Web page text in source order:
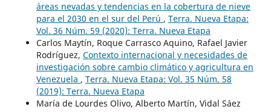
áreas nevadas y tendencias en la cobertura de nieve
para el 2030 en el sur del Perú , Terra. Nueva Etapa:
Vol. 36 Núm. 59 (2020): Terra. Nueva Etapa
Carlos Maytín, Roque Carrasco Aquino, Rafael Javier
Rodríguez, Contexto internacional y necesidades de
investigación sobre cambio climático y agricultura en
Venezuela , Terra. Nueva Etapa: Vol. 35 Núm. 58
(2019): Terra. Nueva Etapa
María de Lourdes Olivo, Alberto Martín, Vidal Sáez